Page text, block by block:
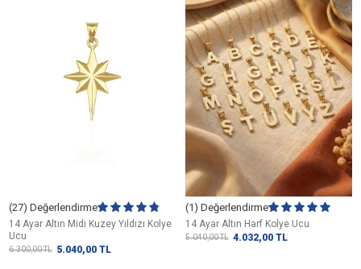
(27) Değerlendirme
14 Ayar Altın Midi Kuzey Yıldızı Kolye
Ucu
6.300,00TL 5.040,00 TL
(1) Değerlendirme
14 Ayar Altın Harf Kolye Ucu
5.040,00TL 4.032,00 TL